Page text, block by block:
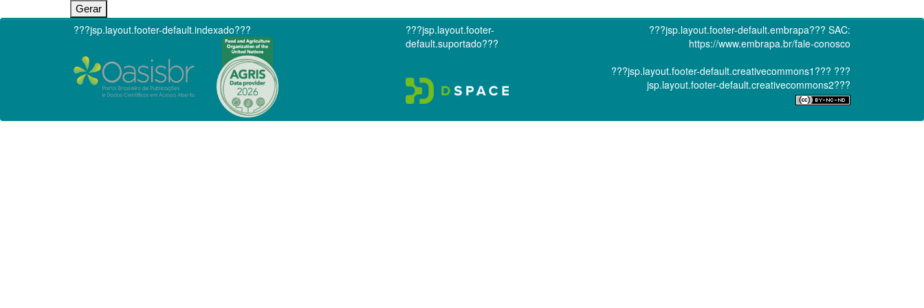
???jsp.layout.footer-default.indexado???
???jsp.layout.footer-
default.suportado???
???jsp.layout.footer-default.embrapa??? SAC:
https://www.embrapa.br/fale-conosco
???jsp.layout.footer-default.creativecommons1??? ???
jsp.layout.footer-default.creativecommons2???